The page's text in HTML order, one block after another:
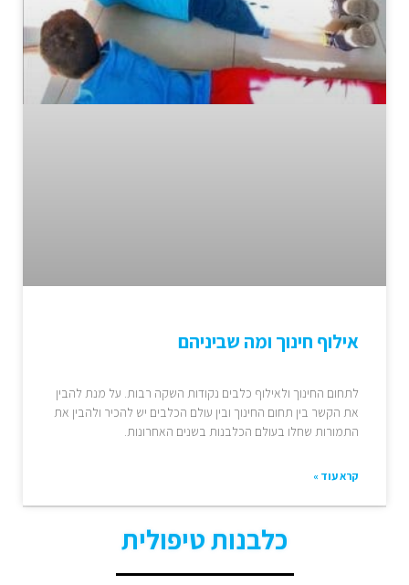
אילוף חינוך ומה שביניהם
לתחום החינוך ולאילוף כלבים נקודות השקה רבות. על מנת להבין
את הקשר בין תחום החינוך ובין עולם הכלבים יש להכיר ולהבין את
התמורות שחלו בעולם הכלבנות בשנים האחרונות.
קרא עוד »
כלבנות טיפולית